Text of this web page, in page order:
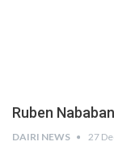
Ruben
DAIRI NEWS 27